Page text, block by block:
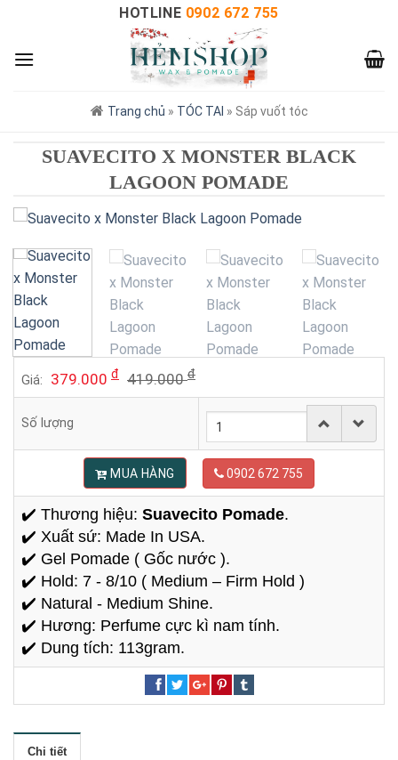
HOTLINE 0902 672 755
Trang chủ » TÓC TAI » Sáp vuốt tóc
SUAVECITO X MONSTER BLACK
LAGOON POMADE
Giá: 379.000 đ 419.000đ
Số lượng
MUA HÀNG 0902 672 755
✔️ Thương hiệu: Suavecito Pomade.
✔️ Xuất sứ: Made In USA.
✔️ Gel Pomade ( Gốc nước ).
✔️ Hold: 7 - 8/10 ( Medium – Firm Hold )
✔️ Natural - Medium Shine.
✔️ Hương: Perfume cực kì nam tính.
✔️ Dung tích: 113gram.
Chi tiết